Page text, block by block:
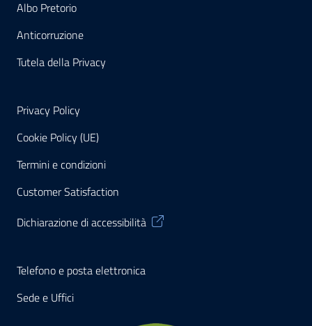
Albo Pretorio
Anticorruzione
Tutela della Privacy
Privacy Policy
Cookie Policy (UE)
Termini e condizioni
Customer Satisfaction
Dichiarazione di accessibilità
Telefono e posta elettronica
Sede e Uffici